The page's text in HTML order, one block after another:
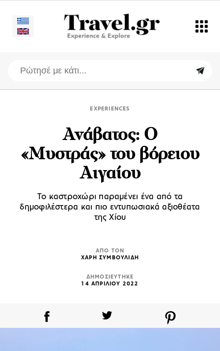
EXPERIENCES
Ανάβατος: Ο
«Μυστράς» του βόρειου
Αιγαίου
To καστροχώρι παραμένει ένα από τα
δημοφιλέστερα και πιο εντυπωσιακά αξιοθέατα
της Χίου
ΑΠΟ ΤΟΝ
ΧΑΡΗ ΣΥΜΒΟΥΛΙΔΗ
ΔΗΜΟΣΙΕΥΤΗΚΕ
14 ΑΠΡΙΛΙΟΥ 2022